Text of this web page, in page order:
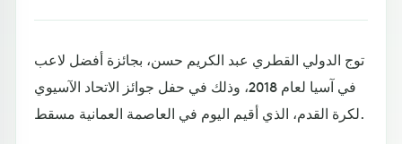
توج الدولي القطري عبد الكريم حسن، بجائزة أفضل لاعب
في آسيا لعام 2018، وذلك في حفل جوائز الاتحاد الآسيوي
لكرة القدم، الذي أقيم اليوم في العاصمة العمانية مسقط.